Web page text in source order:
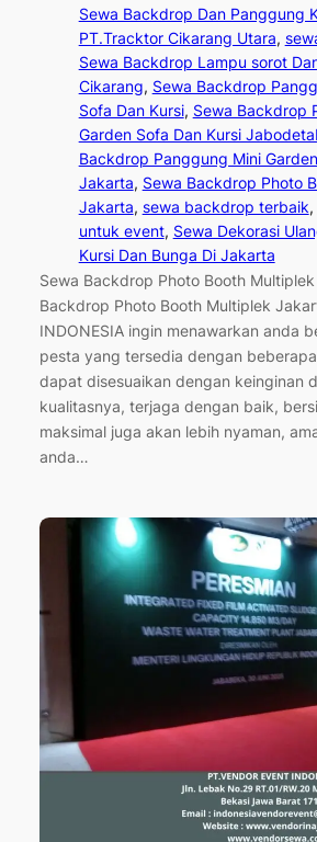
Sewa Backdrop Dan Panggung
PT.Tracktor Cikarang Utara,
Sewa Backdrop Lampu sorot
Cikarang, Sewa Backdrop
Sofa Dan Kursi, Sewa Backdrop
Garden Sofa Dan Kursi
Backdrop Panggung Mini
Jakarta, Sewa Backdrop Photo
Jakarta, sewa backdrop terbaik,
untuk event, Sewa Dekorasi
Kursi Dan Bunga Di Jakarta
Sewa Backdrop Photo Booth
Backdrop Photo Booth Multiplek
INDONESIA ingin menawarkan anda
pesta yang tersedia dengan
dapat disesuaikan dengan keinginan
kualitasnya, terjaga dengan baik,
maksimal juga akan lebih nyaman,
anda…